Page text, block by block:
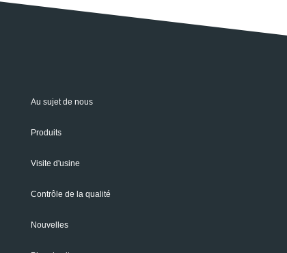
Au sujet de nous
Produits
Visite d'usine
Contrôle de la qualité
Nouvelles